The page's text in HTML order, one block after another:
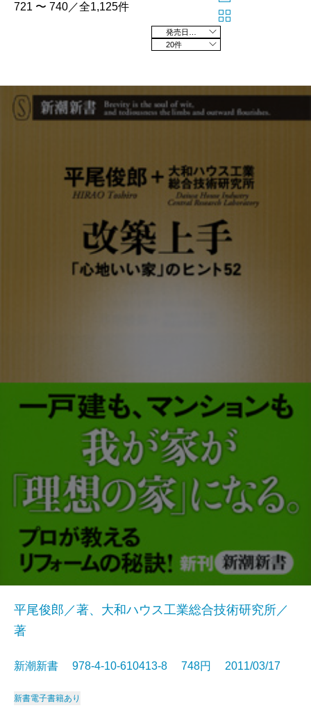
721 〜 740／全1,125件
20件
平尾俊郎／著、大和ハウス工業総合技術研究所／
著
新潮新書 978-4-10-610413-8 748円 2011/03/17
新書電子書籍あり